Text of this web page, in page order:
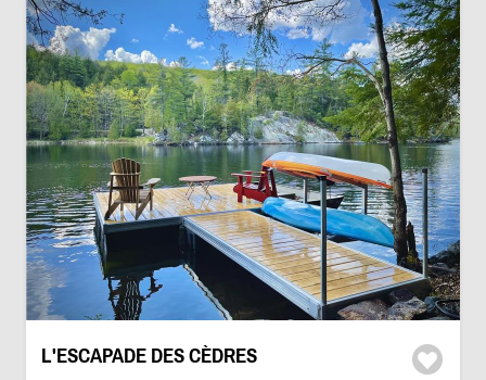
L'ESCAPADE DES CÈDRES